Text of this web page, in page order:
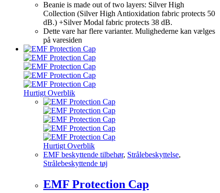
Beanie is made out of two layers: Silver High
Collection (Silver High Antioxidation fabric protects 50
dB.) +Silver Modal fabric protects 38 dB.
Dette vare har flere varianter. Mulighederne kan vælges
på varesiden
Hurtigt Overblik
Hurtigt Overblik
EMF beskyttende tilbehør, Strålebeskyttelse,
Strålebeskyttende tøj
EMF Protection Cap